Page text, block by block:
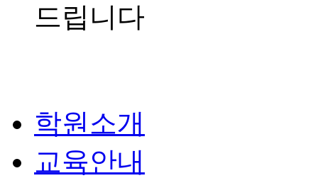
드립니다
학원소개
교육안내